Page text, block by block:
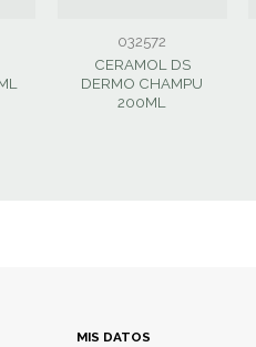
032572
CERAMOL DS
DERMO CHAMPU
200ML
MIS DATOS